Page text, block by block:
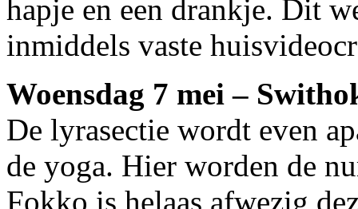
hapje en een drankje. Dit
inmiddels vaste
Woensdag 7 mei –
De lyrasectie wordt even
de yoga. Hier worden de
Fokko is helaas afwezig